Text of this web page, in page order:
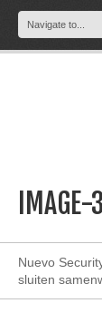
Nuevo
sluiten